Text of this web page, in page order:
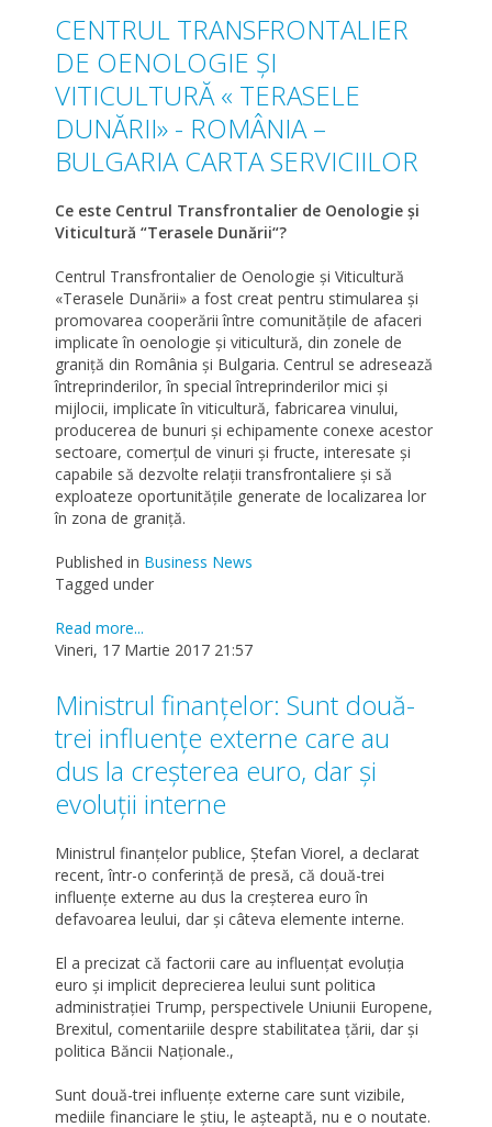
CENTRUL TRANSFRONTALIER
DE OENOLOGIE ŞI
VITICULTURĂ « TERASELE
DUNĂRII» - ROMÂNIA –
BULGARIA CARTA SERVICIILOR
Ce este Centrul Transfrontalier de Oenologie și
Viticultură “Terasele Dunării“?
Centrul Transfrontalier de Oenologie și Viticultură
«Terasele Dunării» a fost creat pentru stimularea şi
promovarea cooperării între comunităţile de afaceri
implicate în oenologie şi viticultură, din zonele de
graniţă din România şi Bulgaria. Centrul se adresează
întreprinderilor, în special întreprinderilor mici şi
mijlocii, implicate în viticultură, fabricarea vinului,
producerea de bunuri şi echipamente conexe acestor
sectoare, comerţul de vinuri şi fructe, interesate şi
capabile să dezvolte relaţii transfrontaliere şi să
exploateze oportunităţile generate de localizarea lor
în zona de graniţă.
Published in Business News
Tagged under
Read more...
Vineri, 17 Martie 2017 21:57
Ministrul finanţelor: Sunt două-
trei influenţe externe care au
dus la creşterea euro, dar şi
evoluţii interne
Ministrul finanţelor publice, Ştefan Viorel, a declarat
recent, într-o conferinţă de presă, că două-trei
influenţe externe au dus la creşterea euro în
defavoarea leului, dar şi câteva elemente interne.
El a precizat că factorii care au influenţat evoluţia
euro şi implicit deprecierea leului sunt politica
administraţiei Trump, perspectivele Uniunii Europene,
Brexitul, comentariile despre stabilitatea ţării, dar şi
politica Băncii Naţionale.,
Sunt două-trei influenţe externe care sunt vizibile,
mediile financiare le ştiu, le aşteaptă, nu e o noutate.